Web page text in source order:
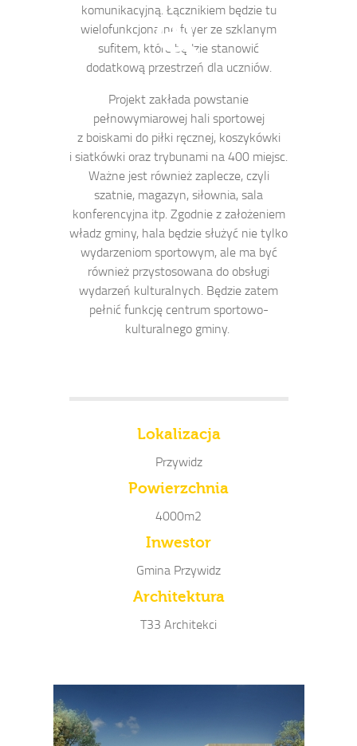
komunikacyjną. Łącznikiem będzie tu
wielofunkcjonalne foyer ze szklanym
sufitem, które będzie stanowić
dodatkową przestrzeń dla uczniów.
Projekt zakłada powstanie
pełnowymiarowej hali sportowej
z boiskami do piłki ręcznej, koszykówki
i siatkówki oraz trybunami na 400 miejsc.
Ważne jest również zaplecze, czyli
szatnie, magazyn, siłownia, sala
konferencyjna itp. Zgodnie z założeniem
władz gminy, hala będzie służyć nie tylko
wydarzeniom sportowym, ale ma być
również przystosowana do obsługi
wydarzeń kulturalnych. Będzie zatem
pełnić funkcję centrum sportowo-
kulturalnego gminy.
Lokalizacja
Przywidz
Powierzchnia
4000m2
Inwestor
Gmina Przywidz
Architektura
T33 Architekci